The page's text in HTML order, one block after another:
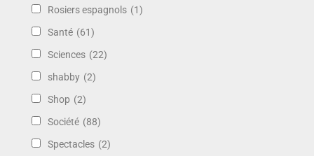
Rosiers espagnols (1)
Santé (61)
Sciences (22)
shabby (2)
Shop (2)
Société (88)
Spectacles (2)